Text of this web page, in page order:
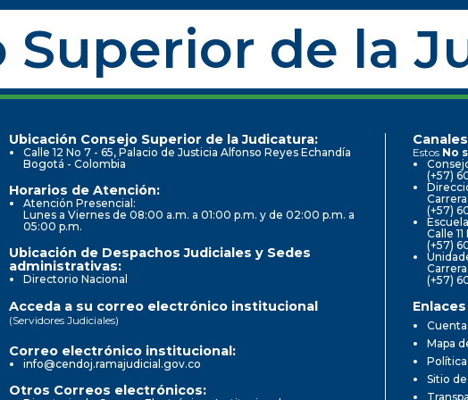
Superior de la
Ubicación Consejo Superior de la Judicatura:
Calle 12 No 7 - 65, Palacio de Justicia Alfonso Reyes Echandía
Bogotá - Colombia
Horarios de Atención:
Atención Presencial:
Lunes a Viernes de 08:00 a.m. a 01:00 p.m. y de 02:00 p.m. a
05:00 p.m.
Ubicación de Despachos Judiciales y Sedes
administrativas:
Directorio Nacional
Estos No
(+57)
(+57)
Calle
(+57)
(+57)
Acceda a su correo electrónico institucional
(Servidores Judiciales)
Correo electrónico institucional:
info@cendoj.ramajudicial.gov.co
Otros Correos electrónicos:
Mapa
Sitio